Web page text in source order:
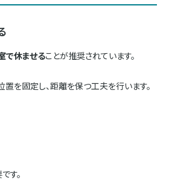
で休ませることが推奨されています。
を固定し、距離を保つ工夫を行います。
す。